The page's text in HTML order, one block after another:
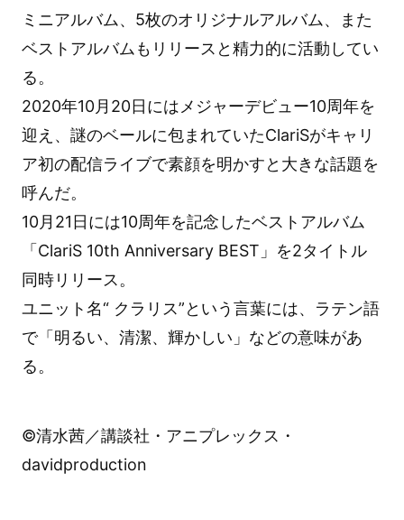
ミニアルバム、5枚のオリジナルアルバム、また
ベストアルバムもリリースと精力的に活動してい
る。
2020年10月20日にはメジャーデビュー10周年を
迎え、謎のベールに包まれていたClariSがキャリ
ア初の配信ライブで素顔を明かすと大きな話題を
呼んだ。
10月21日には10周年を記念したベストアルバム
「ClariS 10th Anniversary BEST」を2タイトル
同時リリース。
ユニット名“ クラリス”という言葉には、ラテン語
で「明るい、清潔、輝かしい」などの意味があ
る。
©清水茜／講談社・アニプレックス・
davidproduction